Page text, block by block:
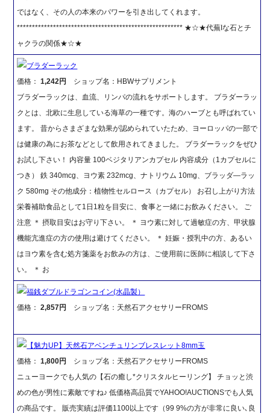
ではなく、その人の本来のパワーを引き出してくれます。
******************************************************* ★☆★代蕪Iな石とチ
ャクラの関係★☆★
ブラダーラック
価格：1,242円
ショップ名：HBWサプリメント
ブラダーラックは、血流、リンパの流れをサポートします。 ブラダーラッ
クとは、北欧に生息している海草の一種です。海のハーブとも呼ばれてい
ます。 昔からさまざまな効果が認められていたため、ヨーロッパの一部で
は健康の為にお茶などとして飲用されてきました。 ブラダーラックをぜひ
お試し下さい！ 内容量 100ベジタリアンカプセル 内容成分（1カプセルに
つき） 鉄 340mcg、ヨウ素 232mcg、ナトリウム 10mg、ブラッダ―ラッ
ク 580mg その他成分：植物性セルロース（カプセル） お召し上がり方法
栄養補助食品として1日1粒を目安に、食事と一緒にお飲みください。 ご
注意 ＊ 摂取目安はお守り下さい。 ＊ ヨウ素に対して過敏症の方、甲状腺
機能亢進症の方の使用は避けてください。 ＊ 妊娠・授乳中の方、あるい
はヨウ素を含む処方箋薬をお飲みの方は、ご使用前に医師に相談して下さ
い。 ＊ お
福銭ダブルドラゴンコイン(水晶製）
価格：2,857円 ショップ名：天然石アクセサリーFROMS
【魅力UP】天然石アベンチュリンブレスレット8mm玉
価格：1,800円
ショップ名：天然石アクセサリーFROMS
ニューヨークでも人気の【石の癒し*クリスタルヒーリング】 チョッと渋
めの色が男性に素敵ですね♪ 低価格高品質でYAHOO!AUCTIONSでも人気
の商品です。 販売実績は評価1100以上です（99 9%の方が非常に良い､良